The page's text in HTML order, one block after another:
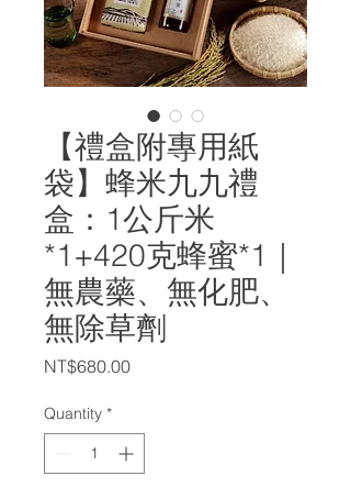
【禮盒附專用紙
袋】蜂米九九禮
盒：1公斤米
*1+420克蜂蜜*1｜
無農藥、無化肥、
無除草劑
NT$680.00Price
Quantity *